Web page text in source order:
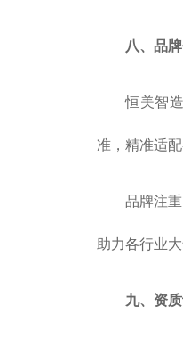
八、品
恒美智
准，精准适
品牌注
助力各行业
九、资